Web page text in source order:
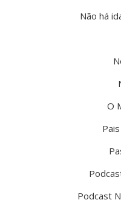
Não há
O
Podcast